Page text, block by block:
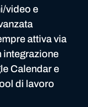
video e
attiva via
integrazione
Calendar e
di lavoro